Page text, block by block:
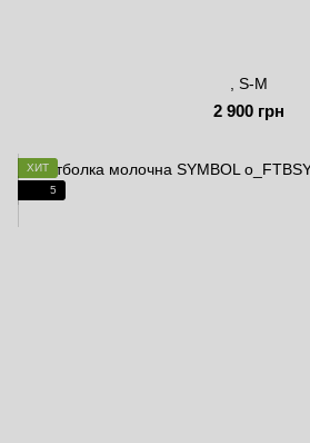
, S-M
2 900 грн
ХИТ
5